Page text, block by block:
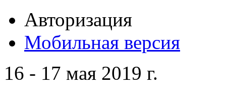
Авторизация
Мобильная версия
16 - 17 мая 2019 г.